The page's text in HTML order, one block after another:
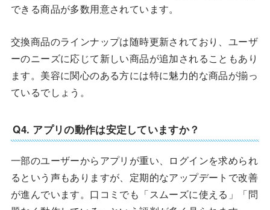
できる商品が多数用意されています。
交換商品のラインナップは随時更新されており、ユーザ
ーのニーズに応じて新しい商品が追加されることもあり
ます。美容に関心のある方には特に魅力的な商品が揃っ
ているでしょう。
Q4. アプリの動作は安定していますか？
一部のユーザーからアプリが重い、ログインを求められ
るという声もありますが、定期的なアップデートで改善
が進んでいます。口コミでも「スムーズに使える」「問